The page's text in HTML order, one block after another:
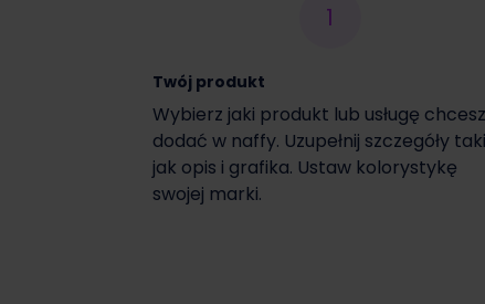
Włącz czasową promocję
1
Twój produkt
Wybierz jaki produkt lub usługę chcesz
dodać w naffy. Uzupełnij szczegóły
jak opis i grafika. Ustaw kolorystykę
swojej marki.